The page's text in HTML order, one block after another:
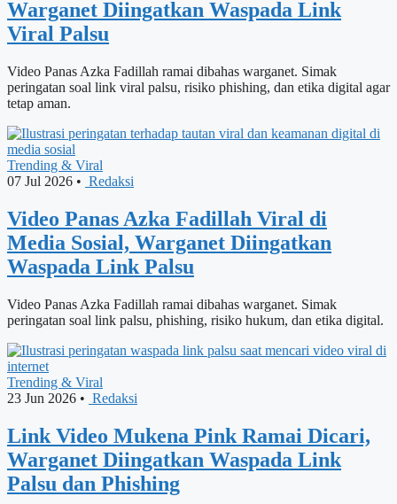
Warganet Diingatkan Waspada Link
Viral Palsu
Video Panas Azka Fadillah ramai dibahas warganet. Simak
peringatan soal link viral palsu, risiko phishing, dan etika digital agar
tetap aman.
Trending & Viral
07 Jul 2026 • Redaksi
Video Panas Azka Fadillah Viral di
Media Sosial, Warganet Diingatkan
Waspada Link Palsu
Video Panas Azka Fadillah ramai dibahas warganet. Simak
peringatan soal link palsu, phishing, risiko hukum, dan etika digital.
Trending & Viral
23 Jun 2026 • Redaksi
Link Video Mukena Pink Ramai Dicari,
Warganet Diingatkan Waspada Link
Palsu dan Phishing